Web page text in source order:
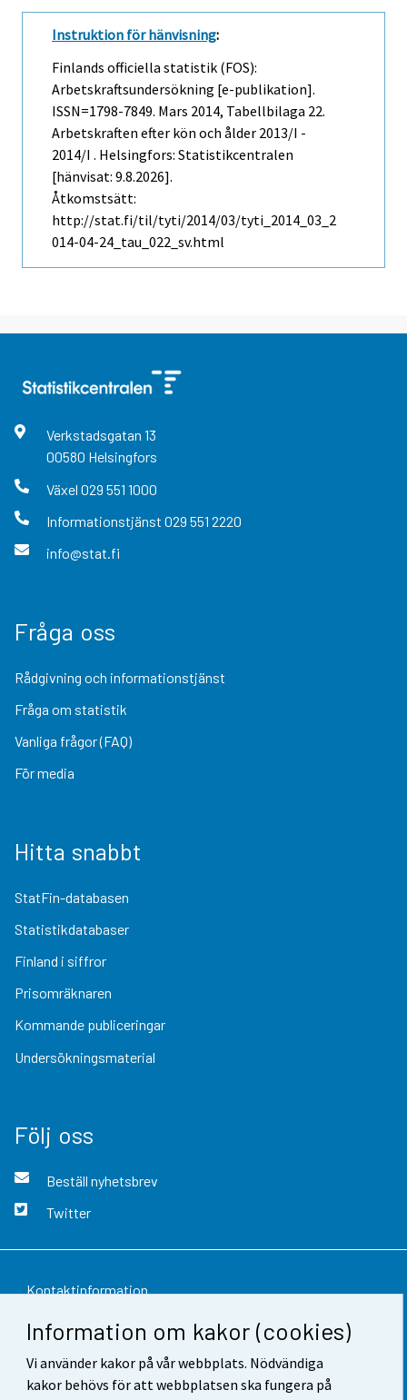
Information om kakor (cookies)
Vi använder kakor på vår webbplats. Nödvändiga
kakor behövs för att webbplatsen ska fungera på
Instruktion för hänvisning:
Finlands officiella statistik (FOS):
Arbetskraftsundersökning [e-publikation].
ISSN=1798-7849. Mars 2014, Tabellbilaga 22.
Arbetskraften efter kön och ålder 2013/I -
2014/I . Helsingfors: Statistikcentralen
[hänvisat: 9.8.2026].
Åtkomstsätt:
http://stat.fi/til/tyti/2014/03/tyti_2014_03_2
014-04-24_tau_022_sv.html
Verkstadsgatan 13
00580 Helsingfors
Växel 029 551 1000
Informationstjänst 029 551 2220
info@stat.fi
Fråga oss
Rådgivning och informationstjänst
Fråga om statistik
Vanliga frågor (FAQ)
För media
Hitta snabbt
StatFin-databasen
Statistikdatabaser
Finland i siffror
Prisomräknaren
Kommande publiceringar
Undersökningsmaterial
Följ oss
Beställ nyhetsbrev
Twitter
Kontaktinformation
Respons
Användarvillkor